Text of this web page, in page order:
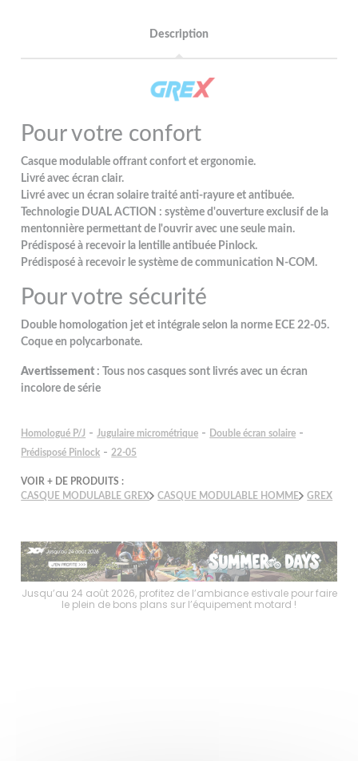
Description
Pour votre confort
Casque modulable offrant confort et ergonomie.
Livré avec écran clair.
Livré avec un écran solaire traité anti-rayure et antibuée.
Technologie DUAL ACTION : système d'ouverture exclusif de la
mentonnière permettant de l'ouvrir avec une seule main.
Prédisposé à recevoir la lentille antibuée Pinlock.
Prédisposé à recevoir le système de communication N-COM.
Pour votre sécurité
Double homologation jet et intégrale selon la norme ECE 22-05.
Coque en polycarbonate.
Avertissement : Tous nos casques sont livrés avec un écran
incolore de série
Homologué P/J - Jugulaire micrométrique - Double écran solaire -
Prédisposé Pinlock - 22-05
VOIR + DE PRODUITS :
CASQUE MODULABLE GREX
CASQUE MODULABLE HOMME GREX
Jusqu’au 24 août 2026, profitez de l’ambiance estivale pour faire
le plein de bons plans sur l’équipement motard !